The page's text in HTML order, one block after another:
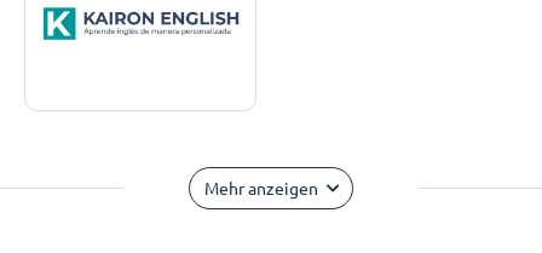
Mehr anzeigen